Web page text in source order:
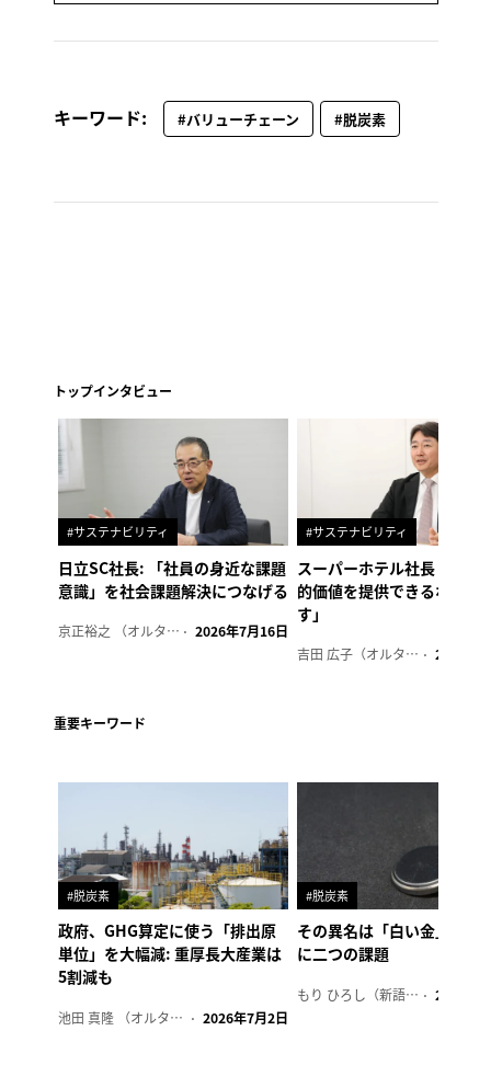
キーワード: #バリューチェーン #脱炭素
トップインタビュー
#サステナビリティ
日立SC社長: 「社員の身近な課題
意識」を社会課題解決につなげる
京正裕之 （オルタナ副編集長） 2026年7月16日
#サステナビリティ
スーパーホテル社長「地域
的価値を提供できるホテル
す」
吉田 広子（オルタナ輪番編集長） 2026年6
重要キーワード
#脱炭素
政府、GHG算定に使う「排出原
単位」を大幅減: 重厚長大産業は
5割減も
池田 真隆 （オルタナ輪番編集長） 2026年7月2日
#脱炭素
その異名は「白い金」、リ
に二つの課題
もり ひろし（新語ウォッチャー） 2023年7